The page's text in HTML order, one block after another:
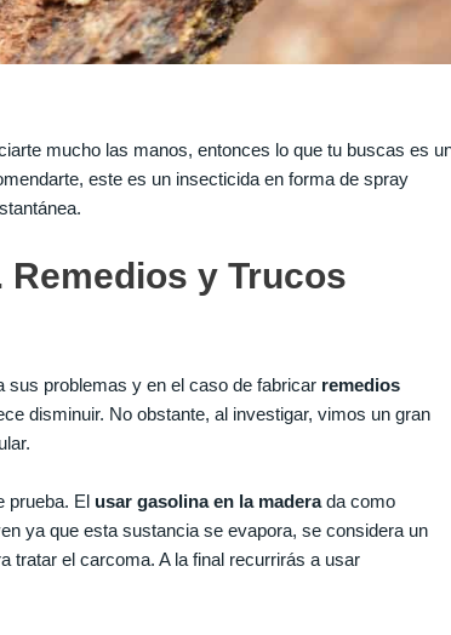
mucho las manos, entonces lo que tu buscas es
este es un insecticida en forma de spray
Remedios y Trucos
problemas y en el caso de fabricar remedios
disminuir. No obstante, al investigar, vimos un gran
prueba. El usar gasolina en la maderada como
ya que esta sustancia se evapora, se considera un
tratar el carcoma. A la final recurrirás a usar